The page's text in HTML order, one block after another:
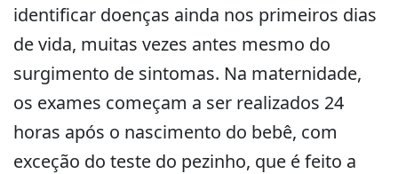
identificar doenças ainda nos primeiros dias
de vida, muitas vezes antes mesmo do
surgimento de sintomas. Na maternidade,
os exames começam a ser realizados 24
horas após o nascimento do bebê, com
exceção do teste do pezinho, que é feito a